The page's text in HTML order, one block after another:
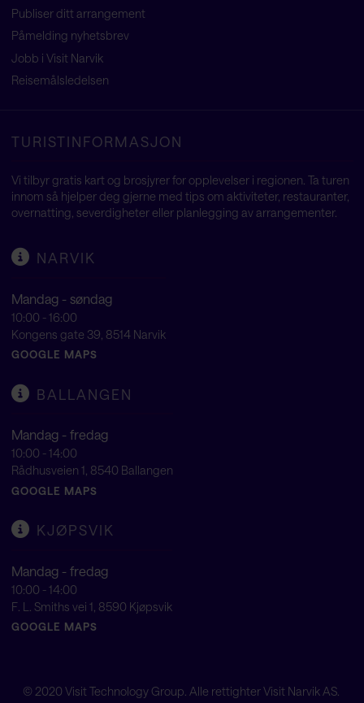
Publiser ditt arrangement
Påmelding nyhetsbrev
Jobb i Visit Narvik
Reisemålsledelsen
TURISTINFORMASJON
Vi tilbyr gratis kart og brosjyrer for opplevelser i regionen. Ta turen
innom så hjelper deg gjerne med tips om aktiviteter, restauranter,
overnatting, severdigheter eller planlegging av arrangementer.
NARVIK
Mandag - søndag
10:00 - 16:00
Kongens gate 39, 8514 Narvik
GOOGLE MAPS
BALLANGEN
Mandag - fredag
10:00 - 14:00
Rådhusveien 1, 8540 Ballangen
GOOGLE MAPS
KJØPSVIK
Mandag - fredag
10:00 - 14:00
F. L. Smiths vei 1, 8590 Kjøpsvik
GOOGLE MAPS
© 2020 Visit Technology Group. Alle rettighter Visit Narvik AS.